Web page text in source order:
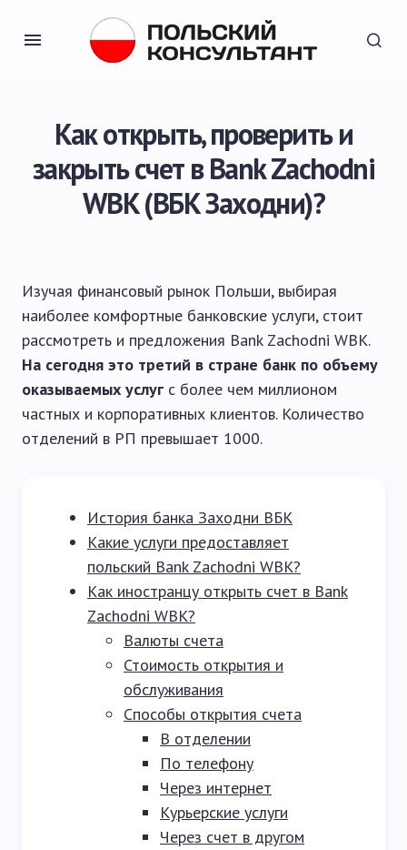
Как открыть, проверить и
закрыть счет в Bank Zachodni
WBK (ВБК Заходни)?
Изучая финансовый рынок Польши, выбирая
наиболее комфортные банковские услуги, стоит
рассмотреть и предложения Bank Zachodni WBK.
На сегодня это третий в стране банк по объему
оказываемых услуг с более чем миллионом
частных и корпоративных клиентов. Количество
отделений в РП превышает 1000.
История банка Заходни ВБК
Какие услуги предоставляет
польский Bank Zachodni WBK?
Как иностранцу открыть счет в Bank
Zachodni WBK?
Валюты счета
Стоимость открытия и
обслуживания
Способы открытия счета
В отделении
По телефону
Через интернет
Курьерские услуги
Через счет в другом